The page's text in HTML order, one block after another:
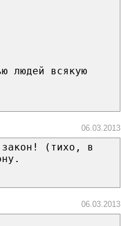
людей всякую
06.03.2013
закон! (тихо, в
06.03.2013